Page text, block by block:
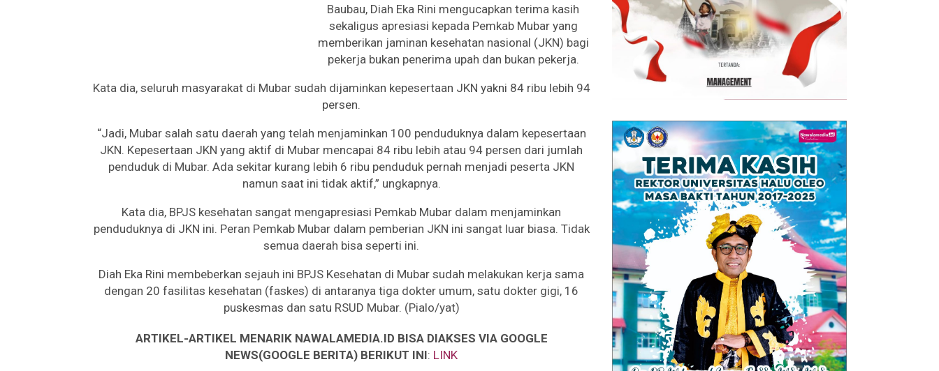
Baubau, Diah Eka Rini mengucapkan terima kasih
sekaligus apresiasi kepada Pemkab Mubar yang
memberikan jaminan kesehatan nasional (JKN) bagi
pekerja bukan penerima upah dan bukan pekerja.
Kata dia, seluruh masyarakat di Mubar sudah dijaminkan kepesertaan JKN yakni 84 ribu lebih 94
persen.
“Jadi, Mubar salah satu daerah yang telah menjaminkan 100 penduduknya dalam kepesertaan
JKN. Kepesertaan JKN yang aktif di Mubar mencapai 84 ribu lebih atau 94 persen dari jumlah
penduduk di Mubar. Ada sekitar kurang lebih 6 ribu penduduk pernah menjadi peserta JKN
namun saat ini tidak aktif,” ungkapnya.
Kata dia, BPJS kesehatan sangat mengapresiasi Pemkab Mubar dalam menjaminkan
penduduknya di JKN ini. Peran Pemkab Mubar dalam pemberian JKN ini sangat luar biasa. Tidak
semua daerah bisa seperti ini.
Diah Eka Rini membeberkan sejauh ini BPJS Kesehatan di Mubar sudah melakukan kerja sama
dengan 20 fasilitas kesehatan (faskes) di antaranya tiga dokter umum, satu dokter gigi, 16
puskesmas dan satu RSUD Mubar. (Pialo/yat)
ARTIKEL-ARTIKEL MENARIK NAWALAMEDIA.ID BISA DIAKSES VIA GOOGLE
NEWS(GOOGLE BERITA) BERIKUT INI: LINK